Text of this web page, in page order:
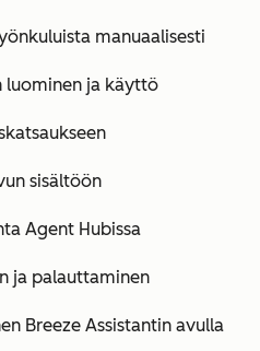
manuaalisesti
luominen ja käyttö
sisältöön
Agent Hubissa
ja palauttaminen
Breeze Assistantin avulla